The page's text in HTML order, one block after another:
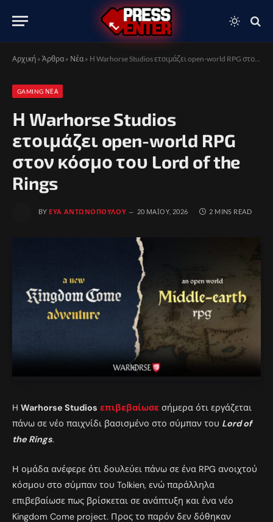
Αρχική » Άρθρα » Νέα » Η Warhorse Studios ετοιμάζει open-world RPG στον κόσμο του Lord of the Rings
GAMING ΝΈΑ
Η Warhorse Studios
ετοιμάζει open-world RPG
στον κόσμο του Lord of the
Rings
BY ΕΎΑ ΑΝΤΩΝΟΠΟΎΛΟΥ 20 ΜΑΪ́ΟΥ, 2026 2 MINS READ
H Warhorse Studios επιβεβαίωσε σήμερα ότι εργάζεται
πάνω σε νέο παιχνίδι βασισμένο στο σύμπαν του Lord of
the Rings.
Η ομάδα ανέφερε ότι δουλεύει πάνω σε ένα RPG ανοιχτού
κόσμου στο σύμπαν του Tolkien, ενώ παράλληλα
επιβεβαίωσε πως βρίσκεται σε ανάπτυξη και ένα νέο
Kingdom Come project. Προς το παρόν δεν δόθηκαν